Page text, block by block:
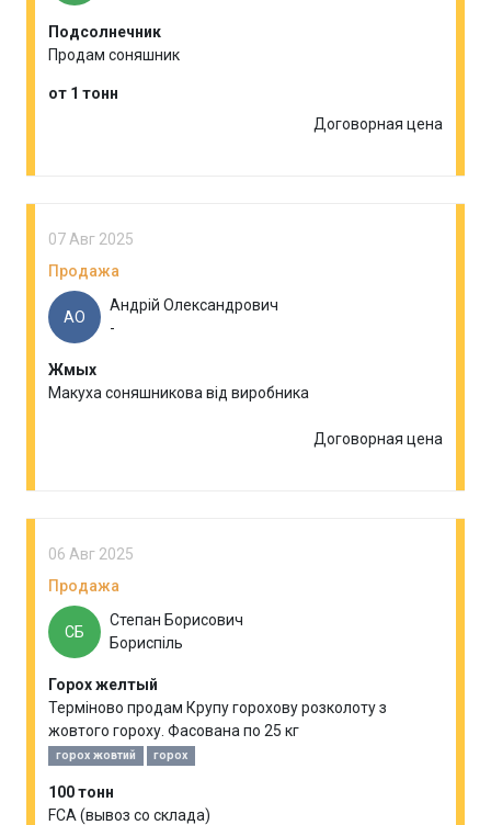
Подсолнечник
Продам соняшник
от 1 тонн
Договорная цена
07 Авг 2025
Продажа
АО
Андрій Олександрович
-
Жмых
Макуха соняшникова від виробника
Договорная цена
06 Авг 2025
Продажа
СБ
Степан Борисович
Бориспіль
Горох желтый
Терміново продам Крупу горохову розколоту з
жовтого гороху. Фасована по 25 кг
горох жовтий горох
100 тонн
FCA (вывоз со склада)